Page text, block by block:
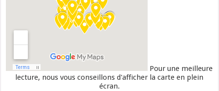
Pour une meilleure
lecture, nous vous conseillons d'afficher la carte en plein
écran.